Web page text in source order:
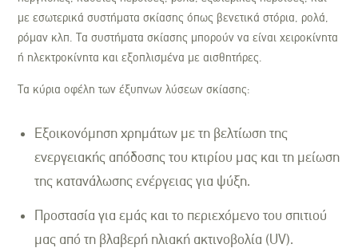
με εσωτερικά συστήματα σκίασης όπως βενετικά στόρια, ρολά,
ρόμαν κλπ. Τα συστήματα σκίασης μπορούν να είναι χειροκίνητα
ή ηλεκτροκίνητα και εξοπλισμένα με αισθητήρες.
Τα κύρια οφέλη των έξυπνων λύσεων σκίασης:
Εξοικονόμηση χρημάτων με τη βελτίωση της
ενεργειακής απόδοσης του κτιρίου μας και τη μείωση
της κατανάλωσης ενέργειας για ψύξη.
Προστασία για εμάς και το περιεχόμενο του σπιτιού
μας από τη βλαβερή ηλιακή ακτινοβολία (UV).